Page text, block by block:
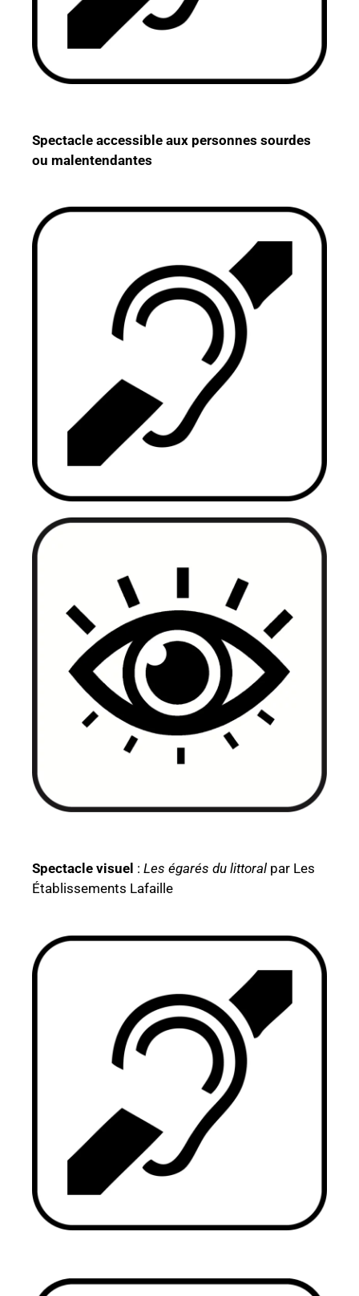
Spectacle accessible aux personnes sourdes
ou malentendantes
Spectacle visuel : Les égarés du littoral par Les
Établissements Lafaille